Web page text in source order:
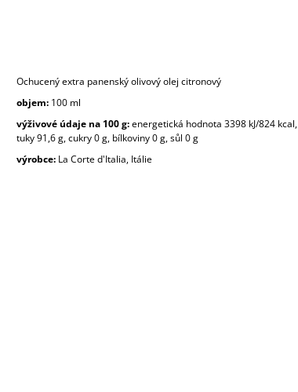
Ochucený extra panenský olivový olej citronový
objem:100 ml
výživové údaje na 100 g:energetická hodnota 3398 kJ/824 kcal,
tuky 91,6 g, cukry 0 g, bílkoviny 0 g, sůl 0 g
výrobce:La Corte d'Italia, Itálie